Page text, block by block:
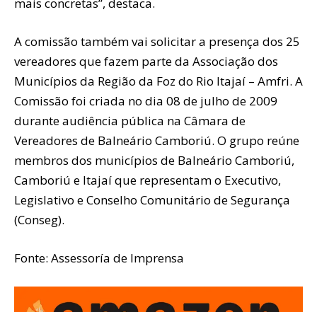
A comissão também vai solicitar a presença dos 25
vereadores que fazem parte da Associação dos
Municípios da Região da Foz do Rio Itajaí – Amfri. A
Comissão foi criada no dia 08 de julho de 2009
durante audiência pública na Câmara de
Vereadores de Balneário Camboriú. O grupo reúne
membros dos municípios de Balneário Camboriú,
Camboriú e Itajaí que representam o Executivo,
Legislativo e Conselho Comunitário de Segurança
(Conseg).
Fonte: Assessoría de Imprensa